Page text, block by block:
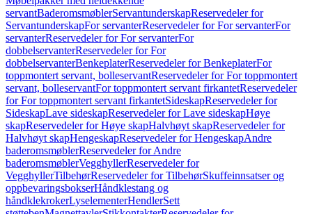
servantBaderomsmøblerServantunderskapReservedeler for
ServantunderskapFor servanterReservedeler for For servanterFor
servanterReservedeler for For servanterFor
dobbelservanterReservedeler for For
dobbelservanterBenkeplaterReservedeler for BenkeplaterFor
toppmontert servant, bolleservantReservedeler for For toppmontert
servant, bolleservantFor toppmontert servant firkantetReservedeler
for For toppmontert servant firkantetSideskapReservedeler for
SideskapLave sideskapReservedeler for Lave sideskapHøye
skapReservedeler for Høye skapHalvhøyt skapReservedeler for
Halvhøyt skapHengeskapReservedeler for HengeskapAndre
baderomsmøblerReservedeler for Andre
baderomsmøblerVegghyllerReservedeler for
VegghyllerTilbehørReservedeler for TilbehørSkuffeinnsatser og
oppbevaringsbokserHåndklestang og
håndklekrokerLyselementerHendlerSett